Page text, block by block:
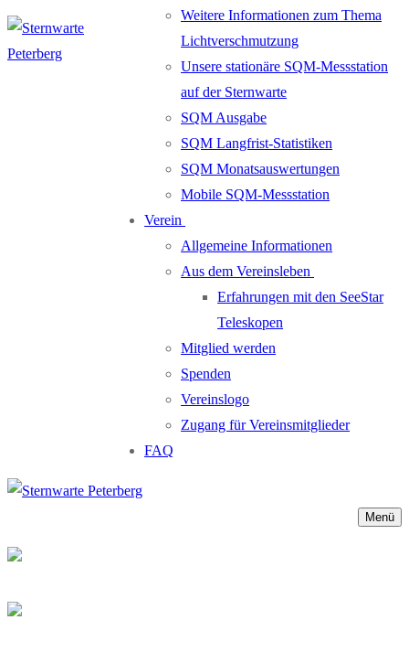
Weitere Informationen zum Thema
Lichtverschmutzung
Unsere stationäre SQM-Messstation
auf der Sternwarte
SQM Ausgabe
SQM Langfrist-Statistiken
SQM Monatsauswertungen
Mobile SQM-Messstation
Verein
Allgemeine Informationen
Aus dem Vereinsleben
Erfahrungen mit den SeeStar
Teleskopen
Mitglied werden
Spenden
Vereinslogo
Zugang für Vereinsmitglieder
FAQ
Menü